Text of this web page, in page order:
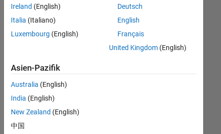
oder
alle
Stellenangebote
anzeigen .
noch
keine
offenen
Stellen
können,
Ireland (English)
Italia (Italiano)
Luxembourg (English)
Deutsch
English
Français
United Kingdom(English)
Asien-Pazifik
Australia (English)
India (English)
New Zealand (English)
中国